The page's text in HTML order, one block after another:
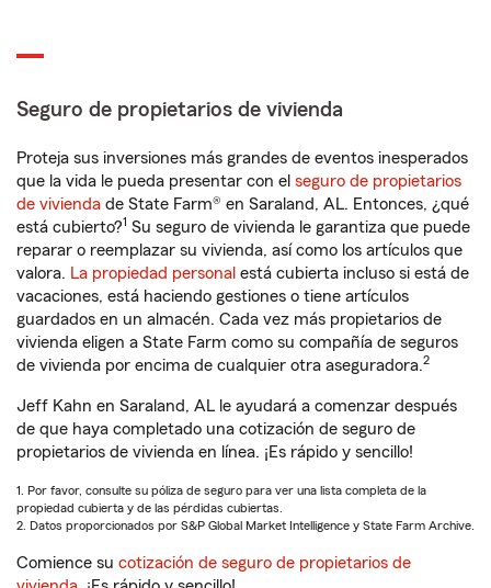
Seguro de propietarios de vivienda
Proteja sus inversiones más grandes de eventos inesperados
que la vida le pueda presentar con el seguro de propietarios
de vivienda de State Farm® en Saraland, AL. Entonces, ¿qué
está cubierto?1 Su seguro de vivienda le garantiza que puede
reparar o reemplazar su vivienda, así como los artículos que
valora. La propiedad personal está cubierta incluso si está de
vacaciones, está haciendo gestiones o tiene artículos
guardados en un almacén. Cada vez más propietarios de
vivienda eligen a State Farm como su compañía de seguros
de vivienda por encima de cualquier otra aseguradora.2
Jeff Kahn en Saraland, AL le ayudará a comenzar después
de que haya completado una cotización de seguro de
propietarios de vivienda en línea. ¡Es rápido y sencillo!
1. Por favor, consulte su póliza de seguro para ver una lista completa de la
propiedad cubierta y de las pérdidas cubiertas.
2. Datos proporcionados por S&P Global Market Intelligence y State Farm Archive.
Comience su cotización de seguro de propietarios de